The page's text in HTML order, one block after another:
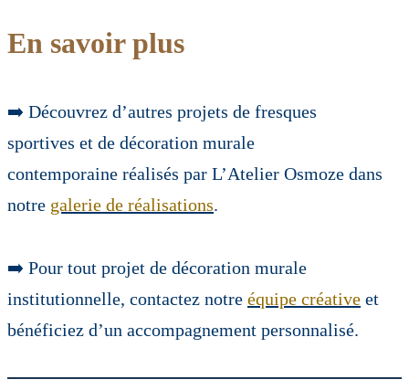
En savoir plus
➡️ Découvrez d’autres projets de fresques
sportives et de décoration murale
contemporaine réalisés par L’Atelier Osmoze dans
notre galerie de réalisations.
➡️ Pour tout projet de décoration murale
institutionnelle, contactez notre équipe créative et
bénéficiez d’un accompagnement personnalisé.